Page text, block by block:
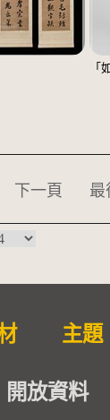
「
下一頁 最
主題
開放資料